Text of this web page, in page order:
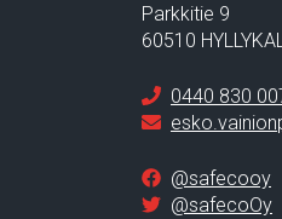
Parkkitie 9
60510
0440 830
@safecooy
@safecoOy